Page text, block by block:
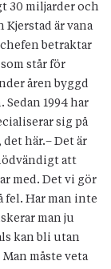
30 miljarder och
Kjerstad är vana
betraktar
står för
åren byggd
1994 har
sig på
det här.– Det är
att
med. Det vi gör
fel. Har man inte
man ju
kan bli utan
måste veta